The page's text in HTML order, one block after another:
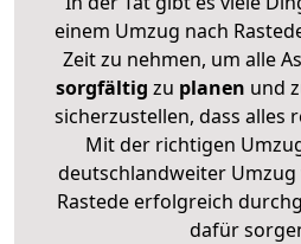
einem Umzug nach
Zeit zu nehmen, um alle
sorgfältig zu planen und
sicherzustellen, dass alles
Mit der richtigen
deutschlandweiter
Rastede erfolgreich
dafür